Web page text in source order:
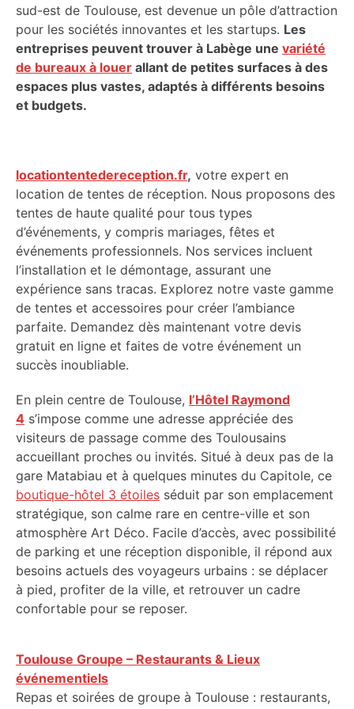
sud-est de Toulouse, est devenue un pôle d’attraction
pour les sociétés innovantes et les startups. Les
entreprises peuvent trouver à Labège une variété
de bureaux à louer allant de petites surfaces à des
espaces plus vastes, adaptés à différents besoins
et budgets.
locationtentedereception.fr, votre expert en
location de tentes de réception. Nous proposons des
tentes de haute qualité pour tous types
d’événements, y compris mariages, fêtes et
événements professionnels. Nos services incluent
l’installation et le démontage, assurant une
expérience sans tracas. Explorez notre vaste gamme
de tentes et accessoires pour créer l’ambiance
parfaite. Demandez dès maintenant votre devis
gratuit en ligne et faites de votre événement un
succès inoubliable.
En plein centre de Toulouse, l’Hôtel Raymond
4 s’impose comme une adresse appréciée des
visiteurs de passage comme des Toulousains
accueillant proches ou invités. Situé à deux pas de la
gare Matabiau et à quelques minutes du Capitole, ce
boutique-hôtel 3 étoiles séduit par son emplacement
stratégique, son calme rare en centre-ville et son
atmosphère Art Déco. Facile d’accès, avec possibilité
de parking et une réception disponible, il répond aux
besoins actuels des voyageurs urbains : se déplacer
à pied, profiter de la ville, et retrouver un cadre
confortable pour se reposer.
Toulouse Groupe – Restaurants & Lieux
événementiels
Repas et soirées de groupe à Toulouse : restaurants,